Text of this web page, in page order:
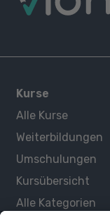
Kurse
Alle Kurse
Weiterbildungen
Umschulungen
Kursübersicht
Alle Kategorien